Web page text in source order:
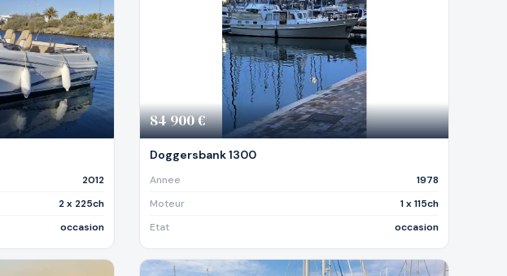
2012
2 x 225ch
occasion
84 900 €
Doggersbank 1300
Annee
1978
Moteur
1 x 115ch
Etat
occasion